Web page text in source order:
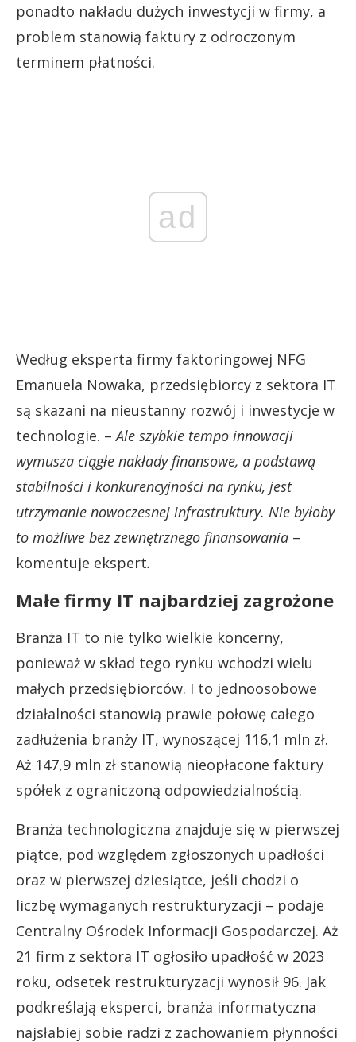
ponadto nakładu dużych inwestycji w firmy, a
problem stanowią faktury z odroczonym
terminem płatności.
ad
Według eksperta firmy faktoringowej NFG
Emanuela Nowaka, przedsiębiorcy z sektora IT
są skazani na nieustanny rozwój i inwestycje w
technologie. –Ale szybkie tempo innowacji
wymusza ciągłe nakłady finansowe, a podstawą
stabilności i konkurencyjności na rynku, jest
utrzymanie nowoczesnej infrastruktury. Nie byłoby
to możliwe bez zewnętrznego finansowania –
komentuje ekspert.
Małe firmy IT najbardziej zagrożone
Branża IT to nie tylko wielkie koncerny,
ponieważ w skład tego rynku wchodzi wielu
małych przedsiębiorców. I to jednoosobowe
działalności stanowią prawie połowę całego
zadłużenia branży IT, wynoszącej 116,1 mln zł.
Aż 147,9 mln zł stanowią nieopłacone faktury
spółek z ograniczoną odpowiedzialnością.
Branża technologiczna znajduje się w pierwszej
piątce, pod względem zgłoszonych upadłości
oraz w pierwszej dziesiątce, jeśli chodzi o
liczbę wymaganych restrukturyzacji – podaje
Centralny Ośrodek Informacji Gospodarczej. Aż
21 firm z sektora IT ogłosiło upadłość w 2023
roku, odsetek restrukturyzacji wynosił 96. Jak
podkreślają eksperci, branża informatyczna
najsłabiej sobie radzi z zachowaniem płynności